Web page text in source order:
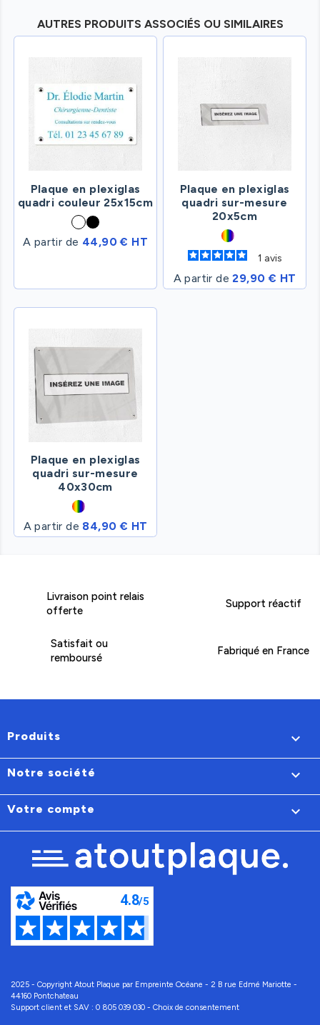
AUTRES PRODUITS ASSOCIÉS OU SIMILAIRES
Plaque en plexiglas
quadri couleur 25x15cm
A partir de 44,90 € HT
Plaque en plexiglas
quadri sur-mesure
20x5cm
1 avis
A partir de29,90 € HT
Plaque en plexiglas
quadri sur-mesure
40x30cm
A partir de 84,90 € HT
Livraison point relais
offerte
Support réactif
Satisfait ou
remboursé
Fabriqué en France
Produits 
Notre société 
Votre compte 
2025 - Copyright Atout Plaque par Empreinte Océane - 2 B rue Edmé Mariotte -
44160 Pontchateau
Support client et SAV : 0 805 039 030 - Choix de consentement